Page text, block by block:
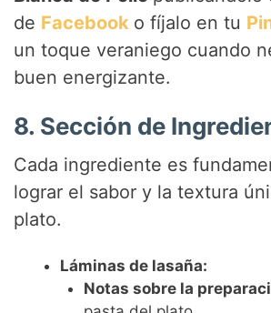
de Facebook o fíjalo en tu
un toque veraniego cuando
buen energizante.
8. Sección de
Cada ingrediente es
lograr el sabor y la textura
plato.
Láminas de lasaña:
Notas sobre la